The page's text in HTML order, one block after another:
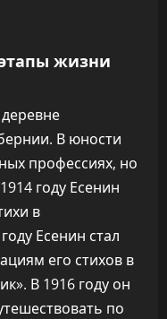
жизни
В юности
профессиях, но
году Есенин
в
Есенин стал
его стихов в
В 1916 году он
по